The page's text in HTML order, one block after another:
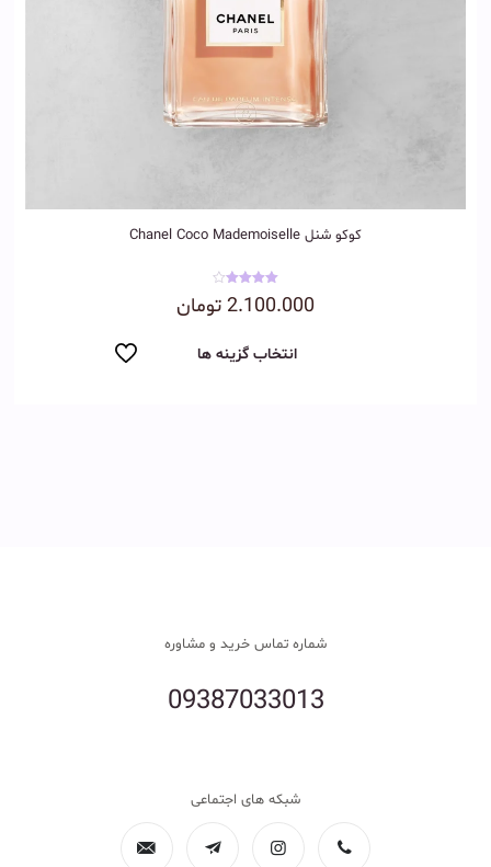
کوکو شنل Chanel Coco Mademoiselle
نمره
4.00
2.100.000 تومان
انتخاب گزینه ها
09387033013
شماره تماس خرید و مشاوره
شبکه های اجتماعی